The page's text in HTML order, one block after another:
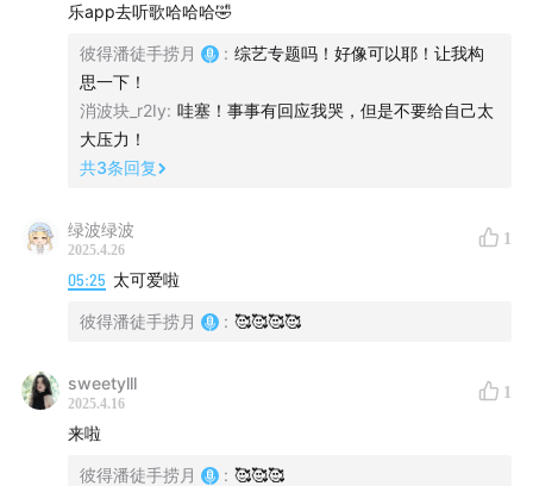
本期响指集合：
乐app去听歌哈哈哈🤣
彼得潘徒手捞月 : 综艺专题吗！好像可以耶！让我构
思一下！
消波块_r2Iy: 哇塞！事事有回应我哭，但是不要给自己太
大压力！
共3条回复
绿波绿波
2025.4.26
1
05:25 太可爱啦
彼得潘徒手捞月 : 🥰🥰🥰🥰
sweetylll
2025.4.16
1
来啦
彼得潘徒手捞月 : 🥰🥰🥰